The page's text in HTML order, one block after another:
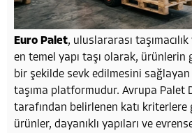
Euro Palet, uluslararası
en temel yapı taşı olarak,
bir şekilde sevk edilmesini
taşıma platformudur. Avrupa Palet
tarafından belirlenen katı kriterlere
ürünler, dayanıklı yapıları ve